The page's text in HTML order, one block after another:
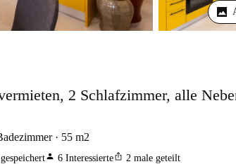
2 Schlafzimmer, alle
55 m2
person 6 Interessierteios_share 2 male geteilt